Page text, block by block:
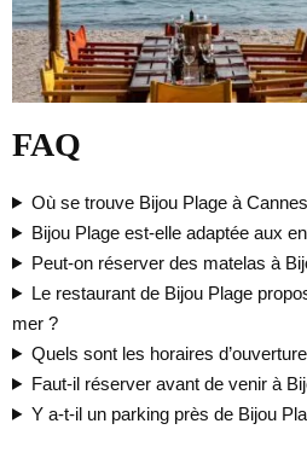
FAQ
Où se trouve Bijou Plage à
Bijou Plage est-elle adaptée aux
Peut-on réserver des matelas à
Le restaurant de Bijou Plage
mer ?
Quels sont les horaires
Faut-il réserver avant de venir à
Y a-t-il un parking près de Bijou